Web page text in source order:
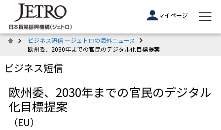
マイページ
ビジネス短信 ―ジェトロの海外ニュース
欧州委、2030年までの官民のデジタル化目標提案
ビジネス短信
欧州委、2030年までの官民のデジタル
化目標提案
（EU）